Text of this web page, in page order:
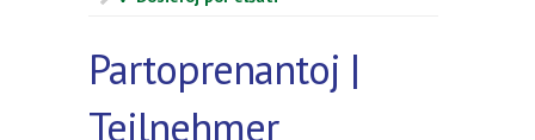
Partoprenantoj |
Teilnehmer